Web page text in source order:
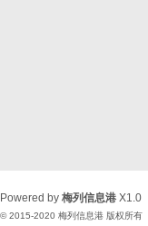
Powered by 梅列信息港 X1.0
© 2015-2020 梅列信息港 版权所有